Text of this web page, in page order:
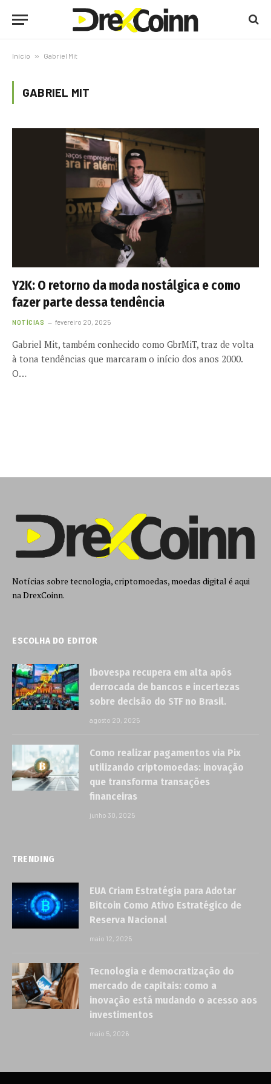
Início » Gabriel Mit
GABRIEL MIT
Y2K: O retorno da moda nostálgica e como
fazer parte dessa tendência
NOTÍCIAS fevereiro 20, 2025
Gabriel Mit, também conhecido como GbrMiT, traz de volta
à tona tendências que marcaram o início dos anos 2000.
O…
Notícias sobre tecnologia, criptomoedas, moedas digital é aqui
na DrexCoinn.
ESCOLHA DO EDITOR
Ibovespa recupera em alta após
derrocada de bancos e incertezas
sobre decisão do STF no Brasil.
agosto 20, 2025
Como realizar pagamentos via Pix
utilizando criptomoedas: inovação
que transforma transações
financeiras
junho 30, 2025
TRENDING
EUA Criam Estratégia para Adotar
Bitcoin Como Ativo Estratégico de
Reserva Nacional
maio 12, 2025
Tecnologia e democratização do
mercado de capitais: como a
inovação está mudando o acesso aos
investimentos
maio 5, 2026